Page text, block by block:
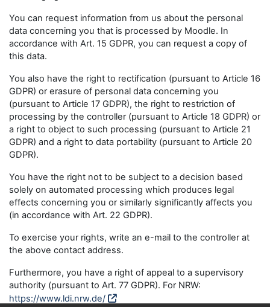
You can request information from us about the personal
data concerning you that is processed by Moodle. In
accordance with Art. 15 GDPR, you can request a copy of
this data.
You also have the right to rectification (pursuant to Article 16
GDPR) or erasure of personal data concerning you
(pursuant to Article 17 GDPR), the right to restriction of
processing by the controller (pursuant to Article 18 GDPR) or
a right to object to such processing (pursuant to Article 21
GDPR) and a right to data portability (pursuant to Article 20
GDPR).
You have the right not to be subject to a decision based
solely on automated processing which produces legal
effects concerning you or similarly significantly affects you
(in accordance with Art. 22 GDPR).
To exercise your rights, write an e-mail to the controller at
the above contact address.
Furthermore, you have a right of appeal to a supervisory
authority (pursuant to Art. 77 GDPR). For NRW:
https://www.ldi.nrw.de/